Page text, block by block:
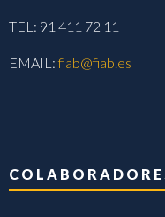
TEL: 91 411 72 11
EMAIL:fiab@fiab.es